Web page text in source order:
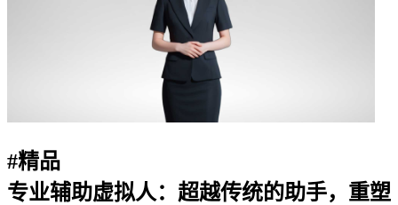
#精品
专业辅助虚拟人：超越传统的助手，重塑